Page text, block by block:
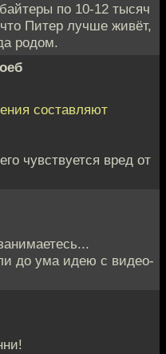
по 10-12 тысяч
Питер лучше живёт,
родом.
составляют
чувствуется вред от
до ума идею с видео-